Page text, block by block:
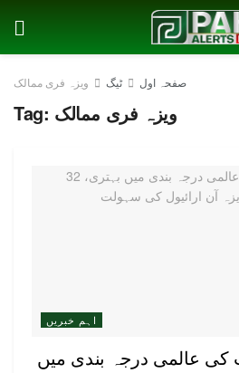
صفحہ اول ٹیگ ویزہ فری ممالک
Tag: ویزہ فری ممالک
اہم خبریں
کی عالمی درجہ بندی میں